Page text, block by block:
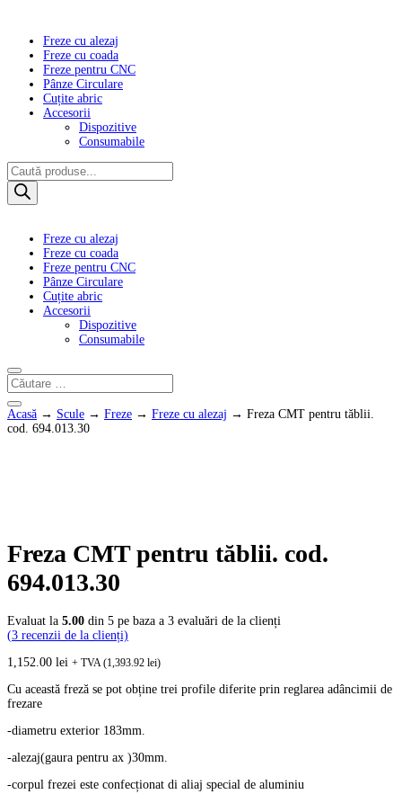
Freze cu alezaj
Freze cu coada
Freze pentru CNC
Pânze Circulare
Cuțite abric
Accesorii
Dispozitive
Consumabile
Products
search
Freze cu alezaj
Freze cu coada
Freze pentru CNC
Pânze Circulare
Cuțite abric
Accesorii
Dispozitive
Consumabile
Acasă → Scule → Freze → Freze cu alezaj → Freza CMT pentru tăblii.
cod. 694.013.30
Freza CMT pentru tăblii. cod.
694.013.30
Evaluat la 5.00 din 5 pe baza a 3 evaluări de la clienți
(3 recenzii de la clienți)
1,152.00 lei + TVA (1,393.92 lei)
Cu această freză se pot obține trei profile diferite prin reglarea adâncimii de
frezare
-diametru exterior 183mm.
-alezaj(gaura pentru ax )30mm.
-corpul frezei este confecționat di aliaj special de aluminiu